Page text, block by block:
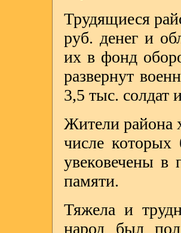
Трудящиеся
руб. денег и
их в фонд
развернут
3,5 тыс. солдат
Жители района
числе
увековечены в
памяти.
Тяжела и
народ был